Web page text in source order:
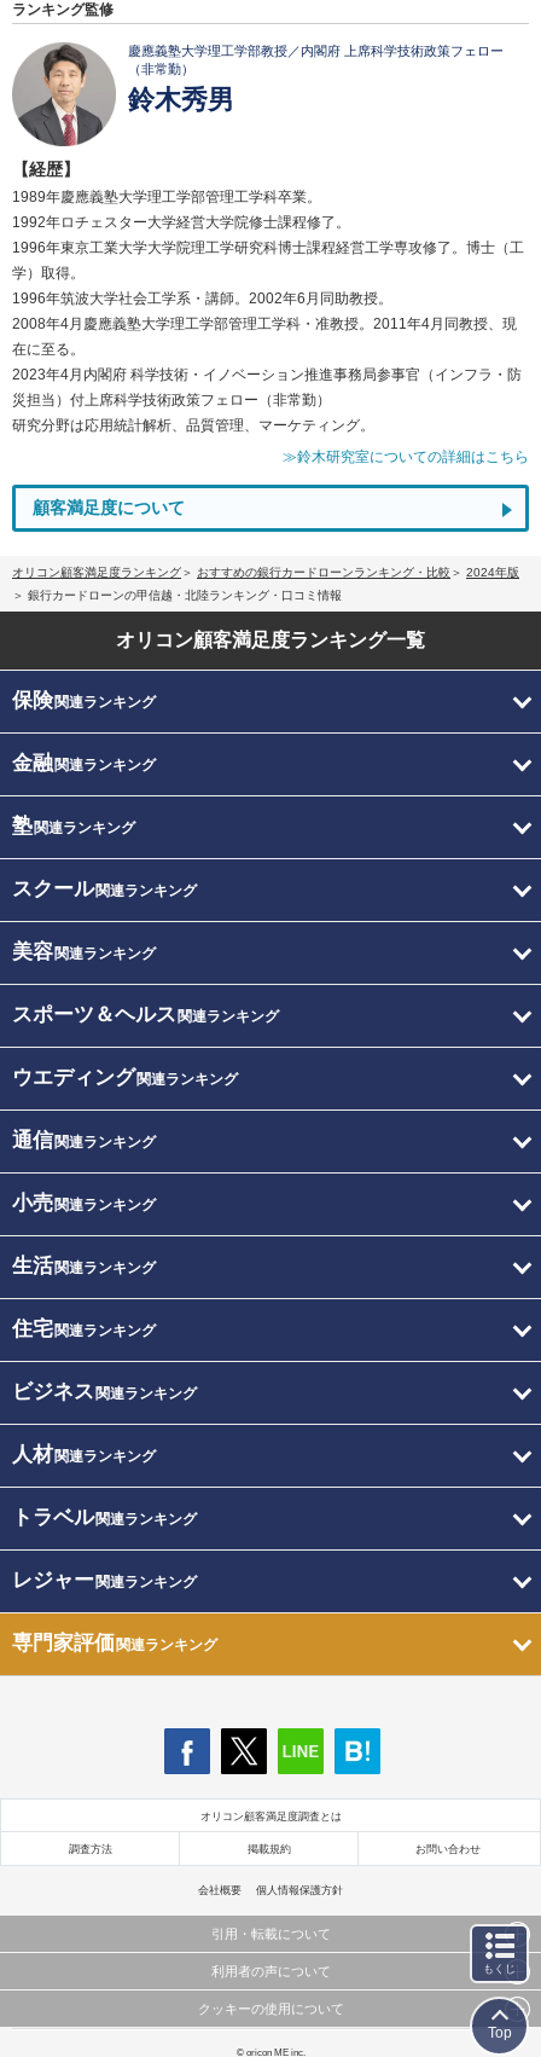
ランキング監修
慶應義塾大学理工学部教授／内閣府 上席科学技術政策フェロー
（非常勤）
鈴木秀男
【経歴】
1989年慶應義塾大学理工学部管理工学科卒業。
1992年ロチェスター大学経営大学院修士課程修了。
1996年東京工業大学大学院理工学研究科博士課程経営工学専攻修了。博士（工
学）取得。
1996年筑波大学社会工学系・講師。2002年6月同助教授。
2008年4月慶應義塾大学理工学部管理工学科・准教授。2011年4月同教授、現
在に至る。
2023年4月内閣府 科学技術・イノベーション推進事務局参事官（インフラ・防
災担当）付上席科学技術政策フェロー（非常勤）
研究分野は応用統計解析、品質管理、マーケティング。
≫鈴木研究室についての詳細はこちら
顧客満足度について
オリコン顧客満足度ランキング おすすめの銀行カードローンランキング・比較
2024年版
銀行カードローンの甲信越・北陸ランキング・口コミ情報
オリコン顧客満足度ランキング一覧
保険関連ランキング
金融関連ランキング
塾関連ランキング
スクール関連ランキング
美容関連ランキング
スポーツ＆ヘルス 関連ランキング
ウエディング関連ランキング
通信関連ランキング
小売関連ランキング
生活関連ランキング
住宅関連ランキング
ビジネス 関連ランキング
人材関連ランキング
トラベル関連ランキング
レジャー関連ランキング
専門家評価関連ランキング
オリコン顧客満足度調査とは
調査方法 掲載規約 お問い合わせ
会社概要 個人情報保護方針
引用・転載について
当サイトで公開されている情報（文字、写真、イラスト、画像データ等）及びこれらの配置・
これらの情報を権利者の許可なく無断転載・複製などの二次利用を行うことは固く禁じており
利用者の声について
当サイトに掲載している内容はすべてサービスの利用者が提出された見解・感想です。
クッキーの使用について
このサイトでは Cookie を使用して、ユーザーに合わせたコンテンツや広告の表示、ソーシャル
© oricon ME inc.
もくじ
Top